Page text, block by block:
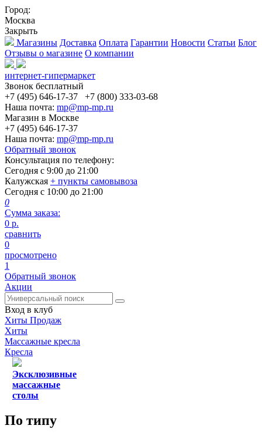
Город:
Москва
Закрыть
Магазины Доставка Оплата Гарантии Новости Статьи Блог
Отзывы о магазине О компании
интернет-гипермаркет
Звонок бесплатный
+7 (495) 646-17-37
+7 (800) 333-03-68
Наша почта: mp@mp-mp.ru
Магазин в Москве
+7 (495) 646-17-37
Наша почта: mp@mp-mp.ru
Обратный звонок
Консультация по телефону:
Сегодня с 9:00 до 21:00
Калужская + пункты самовывоза
Сегодня с 10:00 до 21:00
0
Сумма заказа:
0 р.
сравнить
0
просмотрено
1
Обратный звонок
Акции
Вход в клуб
Хиты Продаж
Хиты
Массажные кресла
Кресла
Эксклюзивные
массажные
столы
По типу